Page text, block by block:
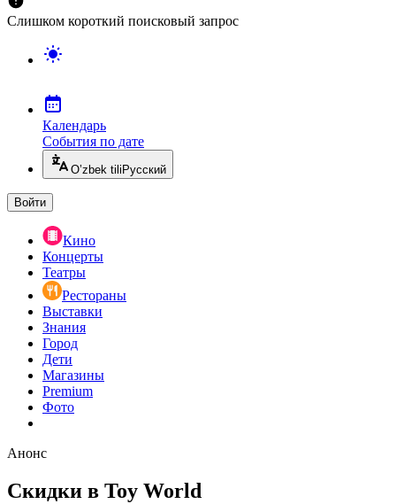
Слишком короткий поисковый запрос
Календарь
События по дате
O’zbek tili Русский
Войти
Кино
Концерты
Театры
Рестораны
Выставки
Знания
Город
Дети
Магазины
Premium
Фото
Анонс
Скидки в Toy World